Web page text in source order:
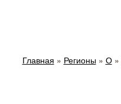
Главная » Регионы» О»